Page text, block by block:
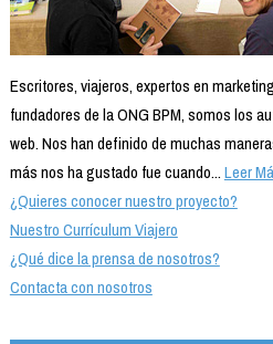
Escritores, viajeros, expertos en
fundadores de la ONG BPM, somos los
web. Nos han definido de muchas
más nos ha gustado fue cuando...Leer
¿Quieres conocer nuestro proyecto?
Nuestro Currículum Viajero
¿Qué dice la prensa de nosotros?
Contacta con nosotros